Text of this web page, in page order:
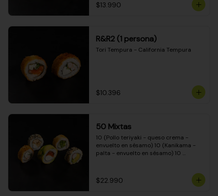
$13.990
R&R2 (1 persona)
Tori Tempura - California Tempura
$10.396
50 Mixtas
10 (Pollo teriyaki - queso crema -
envuelto en sésamo) 10 (Kanikama -
palta - envuelto en sésamo) 10
cebollín - envuelto en masa tempura)
10 (Pimentón - queso crema - cebollín
$22.990